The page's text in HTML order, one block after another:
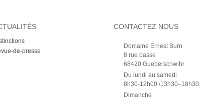
de-presse
CONTACTEZ NOUS
Domaine Ernest Burn
8 rue basse
68420 Gueberschwihr
Du lundi au samedi
8h30-12h00 /13h30–18h30.
Dimanche